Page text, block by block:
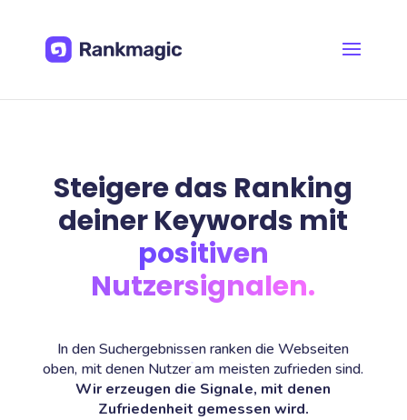
Steigere das Ranking
deiner Keywords mit
positiven
Nutzersignalen.
In den Suchergebnissen ranken die Webseiten
oben, mit denen Nutzer am meisten zufrieden sind.
Wir erzeugen die Signale, mit denen
Zufriedenheit gemessen wird.